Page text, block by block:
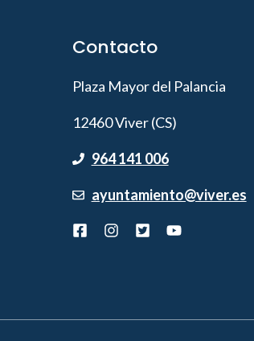
Contacto
Plaza Mayor del Palancia
12460 Viver (CS)
964 141 006
ayuntamiento@viver.es